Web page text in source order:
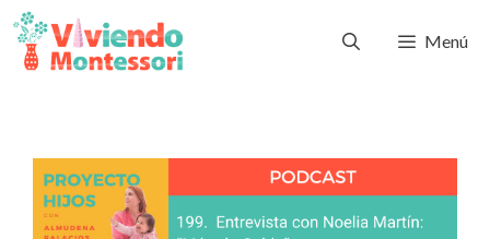
Menú